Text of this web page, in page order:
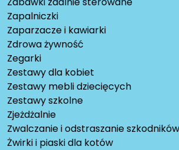
Zapalniczki
Zaparzacze i kawiarki
Zdrowa żywność
Zegarki
Zestawy dla kobiet
Zestawy mebli dziecięcych
Zestawy szkolne
Zjeżdżalnie
Zwalczanie i odstraszanie szkodników
Żwirki i piaski dla kotów